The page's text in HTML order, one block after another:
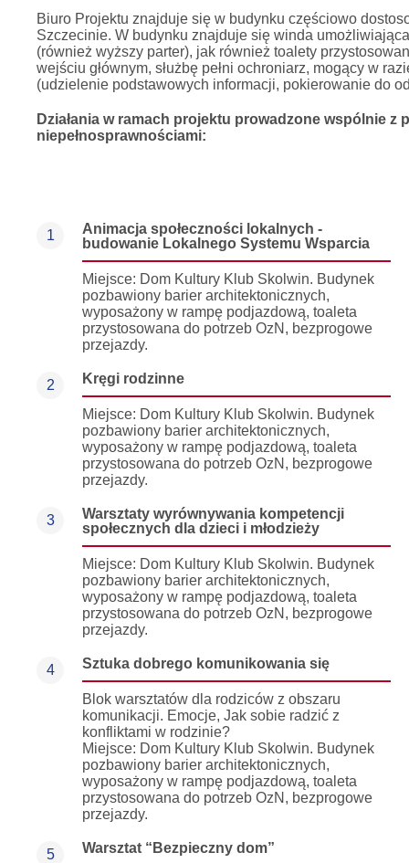
Biuro Projektu znajduje się w budynku częściowo
Szczecinie. W budynku znajduje się winda
(również wyższy parter), jak również toalety
wejściu głównym, służbę pełni ochroniarz, mogący w
(udzielenie podstawowych informacji, pokierowanie do
Działania w ramach projektu prowadzone wspólnie
niepełnosprawnościami:
1
Animacja społeczności lokalnych -
budowanie Lokalnego Systemu Wsparcia
Miejsce: Dom Kultury Klub Skolwin. Budynek
pozbawiony barier architektonicznych,
wyposażony w rampę podjazdową, toaleta
przystosowana do potrzeb OzN, bezprogowe
przejazdy.
2 Kręgi rodzinne
Miejsce: Dom Kultury Klub Skolwin. Budynek
pozbawiony barier architektonicznych,
wyposażony w rampę podjazdową, toaleta
przystosowana do potrzeb OzN, bezprogowe
przejazdy.
3
Warsztaty wyrównywania kompetencji
społecznych dla dzieci i młodzieży
Miejsce: Dom Kultury Klub Skolwin. Budynek
pozbawiony barier architektonicznych,
wyposażony w rampę podjazdową, toaleta
przystosowana do potrzeb OzN, bezprogowe
przejazdy.
4 Sztuka dobrego komunikowania się
Blok warsztatów dla rodziców z obszaru
komunikacji. Emocje, Jak sobie radzić z
konfliktami w rodzinie?
Miejsce: Dom Kultury Klub Skolwin. Budynek
pozbawiony barier architektonicznych,
wyposażony w rampę podjazdową, toaleta
przystosowana do potrzeb OzN, bezprogowe
przejazdy.
5 Warsztat “Bezpieczny dom”